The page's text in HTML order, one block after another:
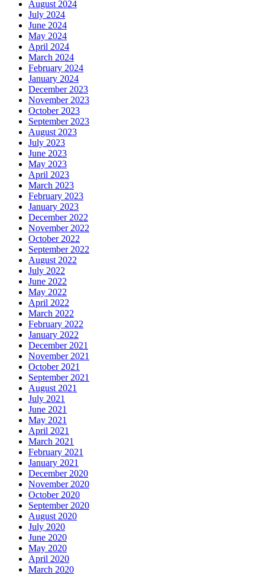
August 2024
July 2024
June 2024
May 2024
April 2024
March 2024
February 2024
January 2024
December 2023
November 2023
October 2023
September 2023
August 2023
July 2023
June 2023
May 2023
April 2023
March 2023
February 2023
January 2023
December 2022
November 2022
October 2022
September 2022
August 2022
July 2022
June 2022
May 2022
April 2022
March 2022
February 2022
January 2022
December 2021
November 2021
October 2021
September 2021
August 2021
July 2021
June 2021
May 2021
April 2021
March 2021
February 2021
January 2021
December 2020
November 2020
October 2020
September 2020
August 2020
July 2020
June 2020
May 2020
April 2020
March 2020